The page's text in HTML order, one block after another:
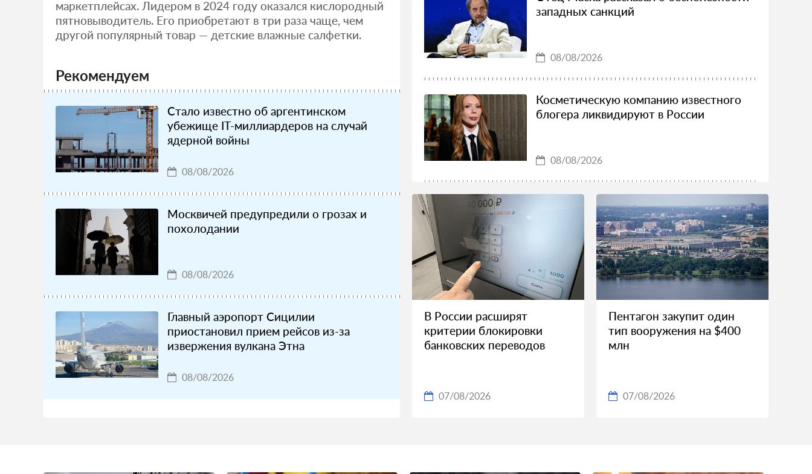
маркетплейсах. Лидером в 2024 году оказался кислородный
пятновыводитель. Его приобретают в три раза чаще, чем
другой популярный товар — детские влажные салфетки.
Рекомендуем
Стало известно об аргентинском
убежище IT-миллиардеров на случай
ядерной войны
08/08/2026
Москвичей предупредили о грозах и
похолодании
08/08/2026
Главный аэропорт Сицилии
приостановил прием рейсов из-за
извержения вулкана Этна
08/08/2026
западных санкций
08/08/2026
Косметическую компанию известного
блогера ликвидируют в России
08/08/2026
В России расширят
критерии блокировки
банковских переводов
07/08/2026
Пентагон закупит один
тип вооружения на $400
млн
07/08/2026